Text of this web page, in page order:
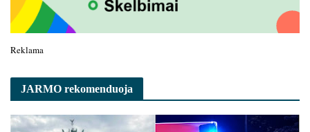
Reklama
JARMO rekomenduoja